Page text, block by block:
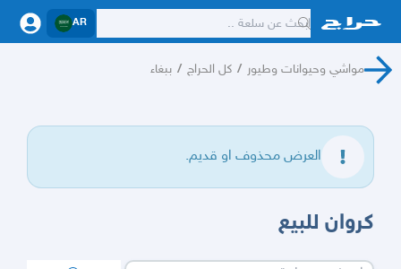
AR
مواشي وحيوانات وطيور / كل الحراج / ببغاء
العرض محذوف او قديم.
كروان للبيع